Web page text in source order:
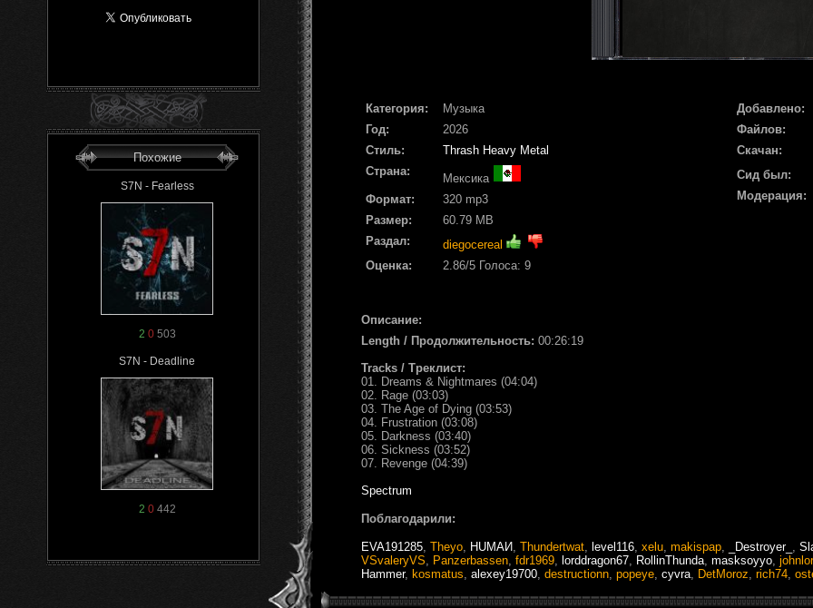
Похожие
S7N - Fearless
2 0503
S7N - Deadline
2 0442
Категория:
Музыка
Год:
2026
Стиль:
Thrash Heavy Metal
Страна:
Мексика
Формат:
320 mp3
Размер:
60.79 MB
Раздал:
diegocereal
Оценка:
2.86/5 Голоса: 9
Добавлено:
Файлов:
Скачан:
Сид был:
Модерация:
Описание:
Length / Продолжительность: 00:26:19
Tracks / Треклист:
01. Dreams & Nightmares (04:04)
02. Rage (03:03)
03. The Age of Dying (03:53)
04. Frustration (03:08)
05. Darkness (03:40)
06. Sickness (03:52)
07. Revenge (04:39)
Spectrum
Поблагодарили:
EVA191285 Theyo HUМАИ Thundertwat level116 xelu makispap _Destroyer_
VSvaleryVS
Panzerbassen fdr1969 lorddragon67 RollinThunda masksoyyo
Hammer, kosmatus alexey19700 destructionn popeye cyvra DetMoroz rich74